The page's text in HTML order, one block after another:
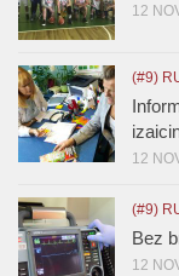
12
(#9)
12
(#9)
Bez
12